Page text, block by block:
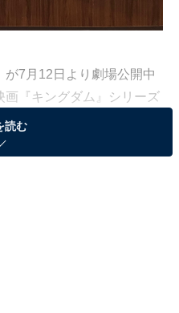
が7月12日より劇場公開中
画『キングダム』シリーズ
たれている本作は、公開
億円を突破し、なんと邦
読む